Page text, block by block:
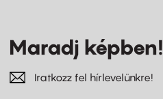
Maradj képben!
Iratkozz fel hírlevelünkre!